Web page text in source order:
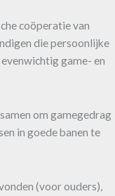
coöperatie van
die persoonlijke
game- en
om gamegedrag
in goede banen te
(voor ouders),